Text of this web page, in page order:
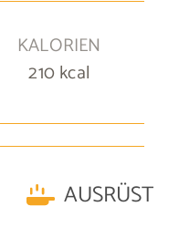
KALORIEN
210kcal